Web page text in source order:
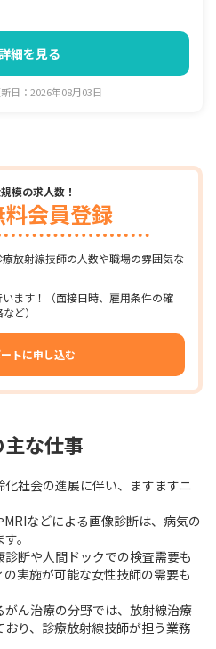
細を見る
日：2026年08月03日
模の求人数！
料会員登録
放射線技師の人数や職場の雰囲気な
ます！（面接日時、雇用条件の確
ど）
トに申し込む
な仕事
社会の進展に伴い、ますますニ
などによる画像診断は、病気の
。
断や人間ドックでの検査需要も
実施が可能な女性技師の需要も
ん治療の分野では、放射線治療
り、診療放射線技師が担う業務